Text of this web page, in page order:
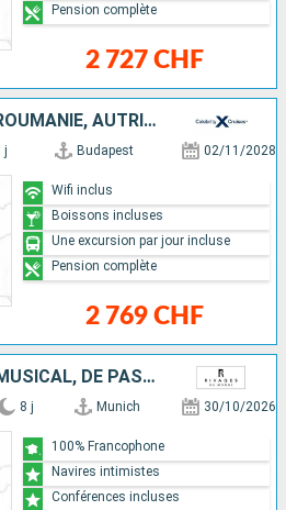
2 727 CHF
Pension complète
HONGRIE, SLOVAQUIE, ROUMANIE, AUTRICHE, ALLEMAGNE
j Budapest 02/11/2028
2 769 CHF
Wifi inclus
Boissons incluses
Une excursion par jour incluse
Pension complète
CROISIÈRE LE DANUBE MUSICAL, DE PASSAU À BUDAPEST
8 j Munich 30/10/2026
100% Francophone
Navires intimistes
Conférences incluses